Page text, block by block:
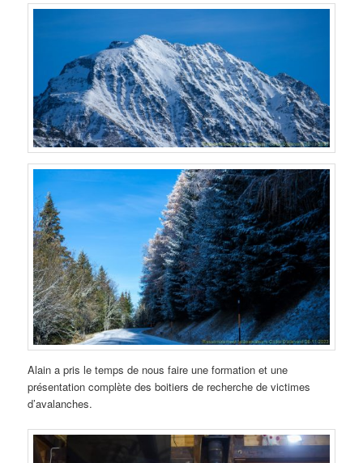
Alain a pris le temps de nous faire une formation et une
présentation complète des boitiers de recherche de victimes
d’avalanches.